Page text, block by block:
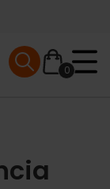
0
Mobile menu